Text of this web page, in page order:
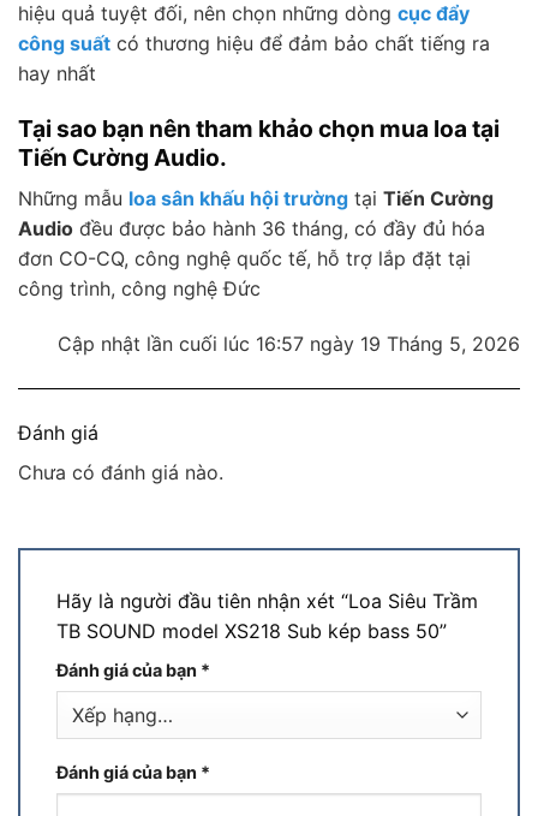
hiệu quả tuyệt đối, nên chọn những dòng cục đẩy
công suất có thương hiệu để đảm bảo chất tiếng ra
hay nhất
Tại sao bạn nên tham khảo chọn mua loa tại
Tiến Cường Audio.
Những mẫu loa sân khấu hội trường tại Tiến Cường
Audio đều được bảo hành 36 tháng, có đầy đủ hóa
đơn CO-CQ, công nghệ quốc tế, hỗ trợ lắp đặt tại
công trình, công nghệ Đức
Cập nhật lần cuối lúc 16:57 ngày 19 Tháng 5, 2026
Đánh giá
Chưa có đánh giá nào.
Hãy là người đầu tiên nhận xét “Loa Siêu Trầm
TB SOUND model XS218 Sub kép bass 50”
Đánh giá của bạn *
Đánh giá của bạn *